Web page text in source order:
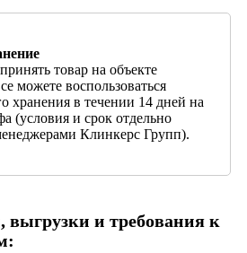
товар на объекте
можете воспользоваться
хранения в течении 14 дней на
(условия и срок отдельно
Клинкерс Групп).
выгрузки и требования к